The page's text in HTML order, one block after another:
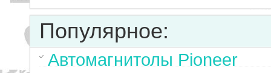
Популярное:
Автомагнитолы Pioneer